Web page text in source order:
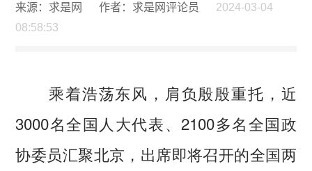
来源：求是网 作者：求是网评论员
2024-03-04
08:58:53
乘着浩荡东风，肩负殷殷重托，近
3000名全国人大代表、2100多名全国政
协委员汇聚北京，出席即将召开的全国两